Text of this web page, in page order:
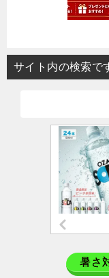
サイト内の検索で
暑さ